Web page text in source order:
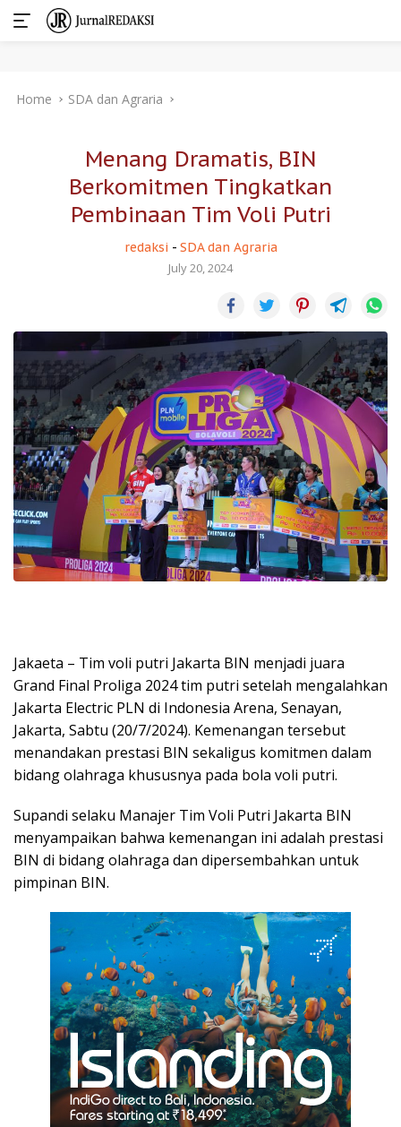
Home SDA dan Agraria
Menang Dramatis, BIN
Berkomitmen Tingkatkan
Pembinaan Tim Voli Putri
redaksi - SDA dan Agraria
July 20, 2024
Jakaeta – Tim voli putri Jakarta BIN menjadi juara
Grand Final Proliga 2024 tim putri setelah mengalahkan
Jakarta Electric PLN di Indonesia Arena, Senayan,
Jakarta, Sabtu (20/7/2024). Kemenangan tersebut
menandakan prestasi BIN sekaligus komitmen dalam
bidang olahraga khususnya pada bola voli putri.
Supandi selaku Manajer Tim Voli Putri Jakarta BIN
menyampaikan bahwa kemenangan ini adalah prestasi
BIN di bidang olahraga dan dipersembahkan untuk
pimpinan BIN.